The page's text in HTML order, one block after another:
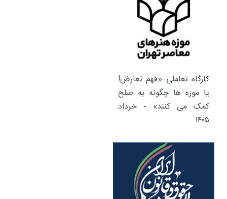
کارگاه تعاملی «فهم تعارض!
یا موزه ها چگونه به صلح
کمک می کنند» - خرداد
۱۴۰۵